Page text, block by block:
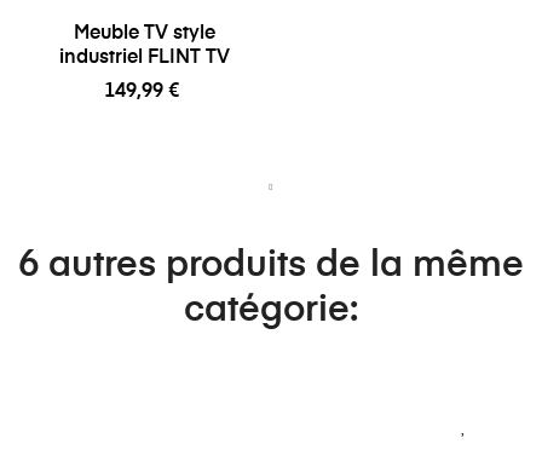
Meuble TV style
industriel FLINT TV
149,99 €
6 autres produits de la même
catégorie: